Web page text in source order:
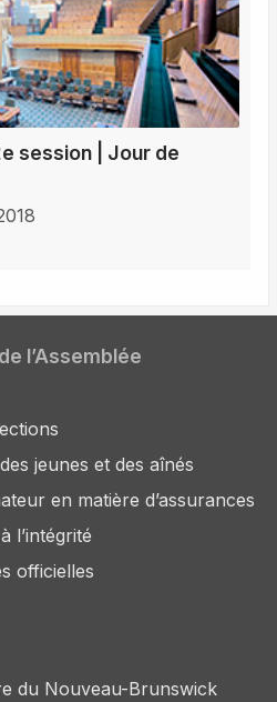
session | Jour de
l’Assemblée
jeunes et des aînés
en matière d’assurances
l’intégrité
officielles
du Nouveau-Brunswick